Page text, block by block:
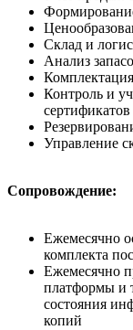
Склад и
Анализ
Контроль и
сертификатов
Управление
Сопровождение:
Ежемесячно
комплекта
Ежемесячно
платформы и
состояния
копий